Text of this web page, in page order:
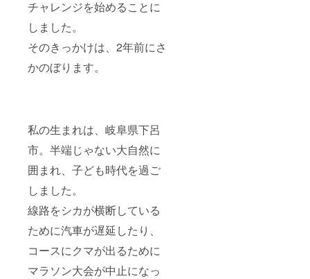
チャレンジを始めることに
しました。
そのきっかけは、2年前にさ
かのぼります。
私の生まれは、岐阜県下呂
市。半端じゃない大自然に
囲まれ、子ども時代を過ご
しました。
線路をシカが横断している
ために汽車が遅延したり、
コースにクマが出るために
マラソン大会が中止になっ